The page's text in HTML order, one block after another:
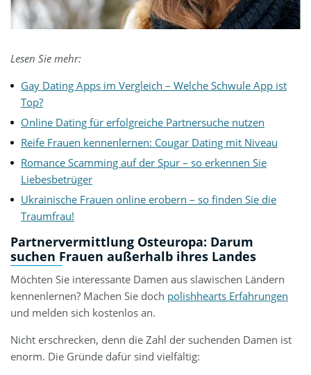
Lesen Sie mehr:
Gay Dating Apps im Vergleich – Welche Schwule App ist
Top?
Online Dating für erfolgreiche Partnersuche nutzen
Reife Frauen kennenlernen: Cougar Dating mit Niveau
Romance Scamming auf der Spur – so erkennen Sie
Liebesbetrüger
Ukrainische Frauen online erobern – so finden Sie die
Traumfrau!
Partnervermittlung Osteuropa: Darum
suchen Frauen außerhalb ihres Landes
Möchten Sie interessante Damen aus slawischen Ländern
kennenlernen? Machen Sie doch polishhearts Erfahrungen
und melden sich kostenlos an.
Nicht erschrecken, denn die Zahl der suchenden Damen ist
enorm. Die Gründe dafür sind vielfältig: